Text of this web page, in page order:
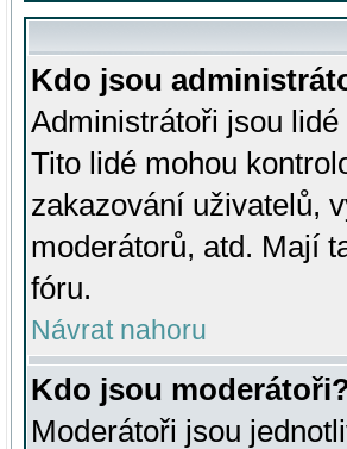
Kdo jsou
Administrátoři jsou
Tito lidé mohou
zakazování uživatelů,
moderátorů, atd. Mají
fóru.
Návrat nahoru
Kdo jsou
Moderátoři jsou